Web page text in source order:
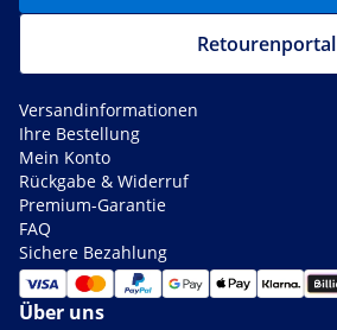
Retourenportal
Versandinformationen
Ihre Bestellung
Mein Konto
Rückgabe & Widerruf
Premium-Garantie
FAQ
Sichere Bezahlung
Über uns